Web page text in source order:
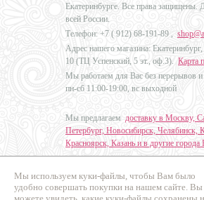
Мы используем куки-файлы, чтобы Вам было
удобно совершать покупки на нашем сайте. Вы
Екатеринбурге. Все права защищены.
всей России.
Телефон: +7 ( 912) 68-191-89 ,
Адрес нашего магазина:
10 (ТЦ Успенский, 5 эт., оф.3). Карта
Мы работаем для Вас без перерывов
пн-сб 11:00-19:00, вс выходной
Мы предлагаем доставку в Москву,
Петербург, Новосибирск, Челябинск,
Красноярск, Казань и в другие города
Дизайн - Наталья Мальцева